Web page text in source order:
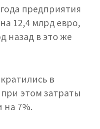
предприятия
12,4 млрд евро,
назад в это же
в
этом затраты
на 7%.